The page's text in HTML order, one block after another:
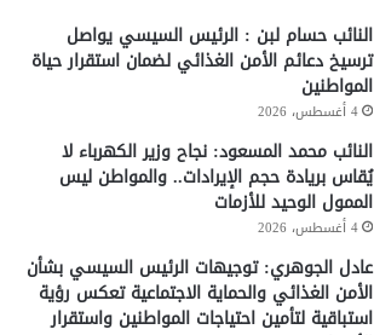
النائب حسام لبن : الرئيس السيسي يواصل
ترسيخ دعائم الأمن الغذائي لضمان استقرار حياة
المواطنين
4 أغسطس، 2026
النائب محمد المسعود: نجاح وزير الكهرباء لا
يُقاس بريادة حجم الإيرادات.. والمواطن ليس
الممول الوحيد للأزمات
4 أغسطس، 2026
عادل الجوهري: توجيهات الرئيس السيسي بشأن
الأمن الغذائي والحماية الاجتماعية تعكس رؤية
استباقية لتأمين احتياجات المواطنين واستقرار